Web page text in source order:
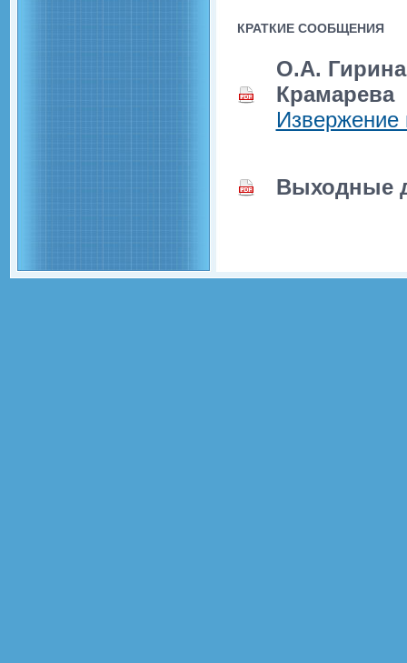
КРАТКИЕ СООБЩЕНИЯ
О.А.
Крамарева
Извержение
Выходные